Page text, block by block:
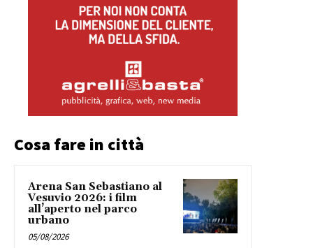
Cosa fare in città
Arena San Sebastiano al
Vesuvio 2026: i film
all’aperto nel parco
urbano
05/08/2026